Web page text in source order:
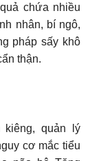
chứa nhiều
nhân, bí ngô,
pháp sấy khô
thận.
quản lý
cơ mắc tiểu